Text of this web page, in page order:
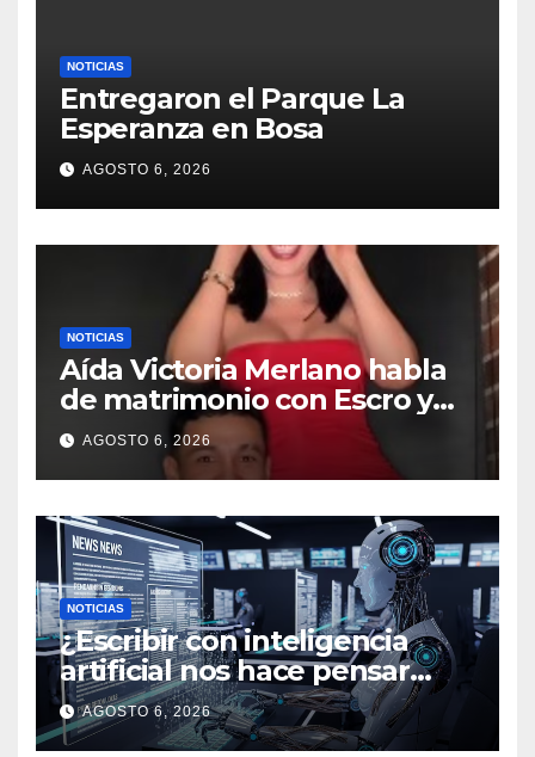
NOTICIAS
Entregaron el Parque La
Esperanza en Bosa
AGOSTO 6, 2026
NOTICIAS
Aída Victoria Merlano habla
de matrimonio con Escro y
revela sus planes de formar
una familia
AGOSTO 6, 2026
NOTICIAS
¿Escribir con inteligencia
artificial nos hace pensar
menos?
AGOSTO 6, 2026